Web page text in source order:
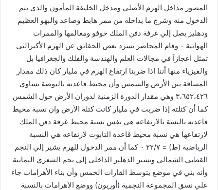
المصور مداخل الهرم الأصلي ومدخل الخليفة المأمون والذي يتم
الدخول منه وشرج ما بداخله من ممر هابط وصاعد والبهو العظيم
ودهليز يصل إلي غرفة دفن الملك خوفو ومعالمها والممرات
الهوائية ٠ وقام المحاضر بسرد بعض الحقائق عن الهرم الأكبرالتي
تمثل اعجازآ في مجالات العلم والهندسة والفلك والجغرافيا بل
والفيزياء منها أننا اذا ضربنا ارتفاع الهرم في مليار كان ذلك مقدار
المسافة بين الأرض والشمس وأن محيط قاعدته بالبوصة تساوي
٣،٦٥٢،٤٢٦ وهي مقدار الدورة الزمنية لدوران الأرض حول الشمس
كما أن كتلته إذا ضربت في مليار كانت كتلة الأرض وان نسبة محيط
قاعدته بالنسة بالارتفاعه هي نفس نسبة محيط غرفة دفن الملك
لارتفاعها هي نسبة محيط قاعدة التابوت لارتفاعه هي النسبة
الرياضية (ط) = ٢٢/٧ ٠ كما أن ممر الدخول للهرم يشير إلي النجم
القطبي الشمالي ويشير الدهليز الداخلي إلي نجم الشعري اليمانية
وأنه بني في موضع يتوسط القارات الخمس وأن بناء الأهرامات جاء
علي نسق المجموعة النجمية (أوريون) ووضع الأهرامات بالنسبة